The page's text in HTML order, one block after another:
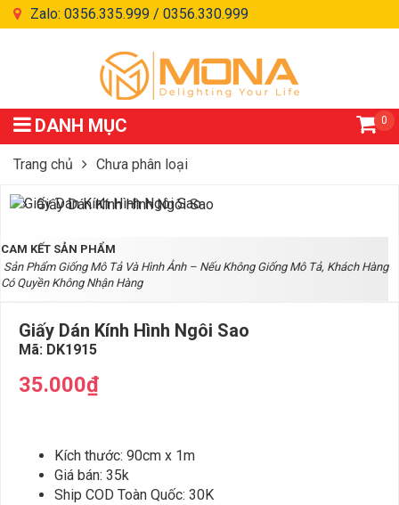
Zalo: 0356.335.999 / 0356.330.999
DANH MỤC 0
Trang chủ Chưa phân loại
Giấy Dán Kính Hình Ngôi Sao
CAM KẾT SẢN PHẨM
Sản Phẩm Giống Mô Tả Và Hình Ảnh – Nếu Không Giống Mô Tả, Khách Hàng
Có Quyền Không Nhận Hàng
Giấy Dán Kính Hình Ngôi Sao
Mã: DK1915
35.000₫
Kích thước: 90cm x 1m
Giá bán: 35k
Ship COD Toàn Quốc: 30K